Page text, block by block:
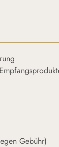
Gebühr)